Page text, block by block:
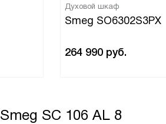
Духовой шкаф
Smeg SO6302S3PX
264 990 руб.
Smeg SC 106 AL 8